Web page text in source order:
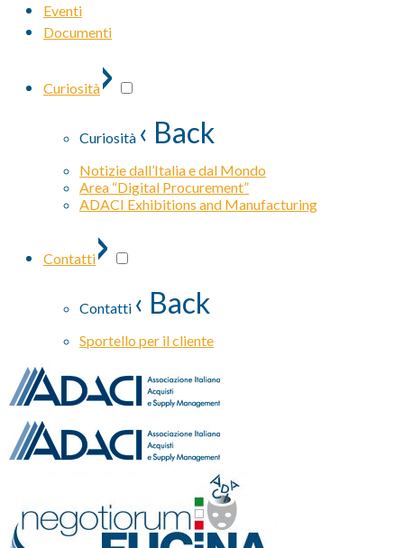
Eventi
Documenti
Curiosità›
Curiosità ‹ Back
Notizie dall’Italia e dal Mondo
Area “Digital Procurement”
ADACI Exhibitions and Manufacturing
Contatti›
Contatti ‹ Back
Sportello per il cliente